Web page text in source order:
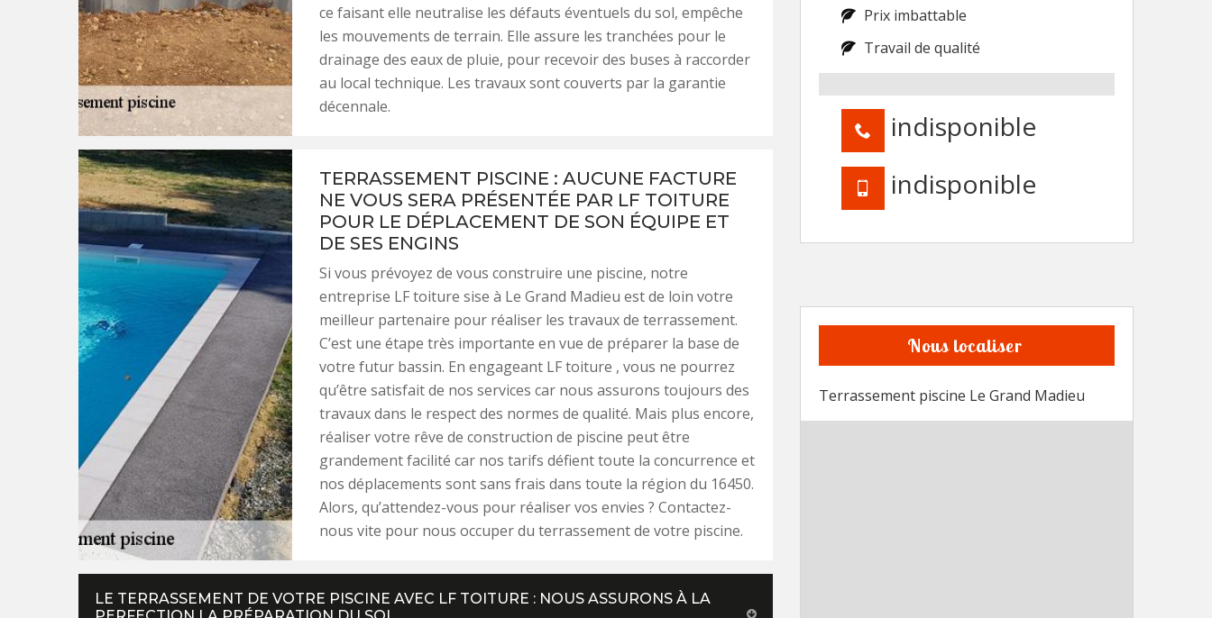
ce faisant elle neutralise les défauts éventuels du sol, empêche
les mouvements de terrain. Elle assure les tranchées pour le
drainage des eaux de pluie, pour recevoir des buses à raccorder
au local technique. Les travaux sont couverts par la garantie
décennale.
TERRASSEMENT PISCINE : AUCUNE FACTURE
NE VOUS SERA PRÉSENTÉE PAR LF TOITURE
POUR LE DÉPLACEMENT DE SON ÉQUIPE ET
DE SES ENGINS
Si vous prévoyez de vous construire une piscine, notre
entreprise LF toiture sise à Le Grand Madieu est de loin votre
meilleur partenaire pour réaliser les travaux de terrassement.
C’est une étape très importante en vue de préparer la base de
votre futur bassin. En engageant LF toiture , vous ne pourrez
qu’être satisfait de nos services car nous assurons toujours des
travaux dans le respect des normes de qualité. Mais plus encore,
réaliser votre rêve de construction de piscine peut être
grandement facilité car nos tarifs défient toute la concurrence et
nos déplacements sont sans frais dans toute la région du 16450.
Alors, qu’attendez-vous pour réaliser vos envies ? Contactez-
nous vite pour nous occuper du terrassement de votre piscine.
LE TERRASSEMENT DE VOTRE PISCINE AVEC LF TOITURE : NOUS ASSURONS À LA
Prix imbattable
Travail de qualité
indisponible
indisponible
Nous localiser
Terrassement piscine Le Grand Madieu